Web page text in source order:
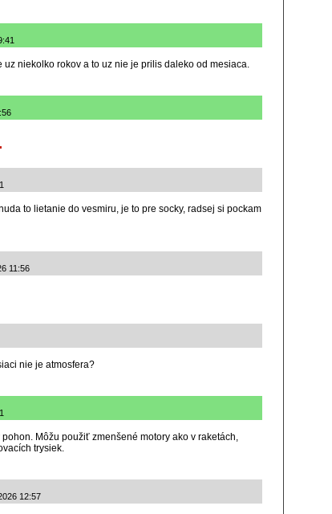
niekolko rokov a to uz nie je prilis daleko od mesiaca.
to lietanie do vesmiru, je to pre socky, radsej si pockam
11:56
nie je atmosfera?
Môžu použiť zmenšené motory ako v raketách,
trysiek.
12:57